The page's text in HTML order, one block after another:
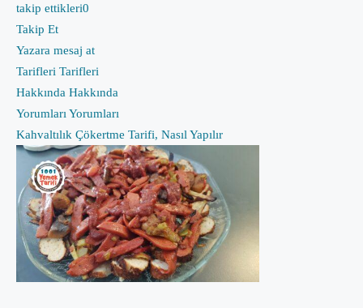
takip ettikleri0
Takip Et
Yazara mesaj at
Tarifleri Tarifleri
Hakkında Hakkında
Yorumları Yorumları
Kahvaltılık Çökertme Tarifi, Nasıl Yapılır